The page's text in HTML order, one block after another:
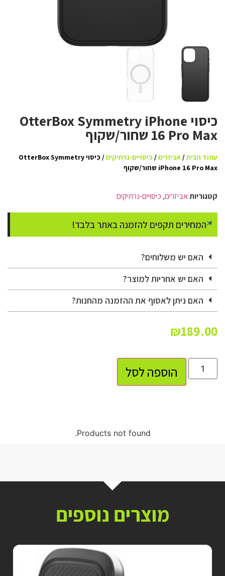
כיסוי OtterBox Symmetry iPhone
16 Pro Max שחור/שקוף
עמוד הבית/ אביזרים/ כיסויים-נרתיקים
/ כיסוי OtterBox Symmetry
iPhone 16 Pro Max שחור/שקוף
קטגוריותאביזרים, כיסויים-נרתיקים
* המחירים תקפים להזמנה באתר בלבד!
×
האם יש משלוחים?
האם יש אחריות למוצר?
האם ניתן לאסוף את ההזמנה מהחנות?
₪189.00
הוספה לסל
Products not found.
מוצרים נוספים